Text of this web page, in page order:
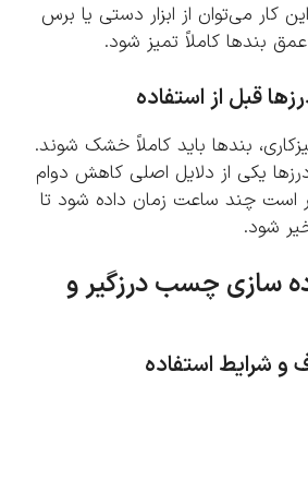
از ابزار دستی یا برس
کاملاً تمیز شود.
از استفاده
بندها باید کاملاً خشک شوند.
از دلایل اصلی کاهش دوام
چند ساعت زمان داده شود تا
چسب درزگیر و
استفاده